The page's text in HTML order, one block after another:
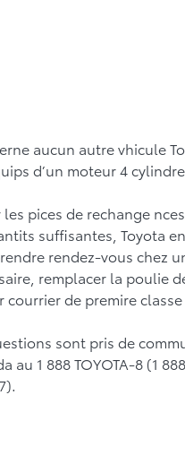
aucun autre vhicule
d’un moteur 4
les pices de rechange
suffisantes, Toyota
rendez-vous chez
remplacer la poulie
de premire
sont pris de
au 1 888 TOYOTA-8 (1